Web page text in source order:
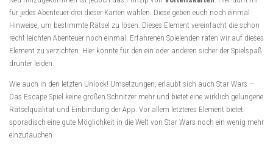
für jedes Abenteuer drei dieser Karten wählen. Diese geben euch noch einmal
Hinweise, um bestimmte Rätsel zu lösen. Dieses Element vereinfacht die schon
recht leichten Abenteuer noch einmal. Erfahrenen Spielenden raten wir auf dieses
Element zu verzichten. Hier könnte für den ein oder anderen sicher der Spielspaß
drunter leiden.
Wie auch in den letzten Unlock! Umsetzungen, erlaubt sich auch Star Wars –
Das Escape Spiel keine großen Schnitzer mehr und bietet eine wirklich gelungene
Rätselqualität und Einbindung der App. Vor allem letzteres Element bietet
sporadisch eine gute Möglichkeit in die Welt von Star Wars noch ein wenig mehr
einzutauchen.